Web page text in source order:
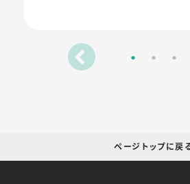
ページトップに戻